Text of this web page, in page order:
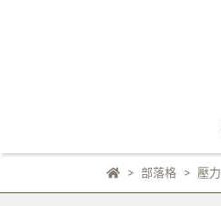
部落格 壓力